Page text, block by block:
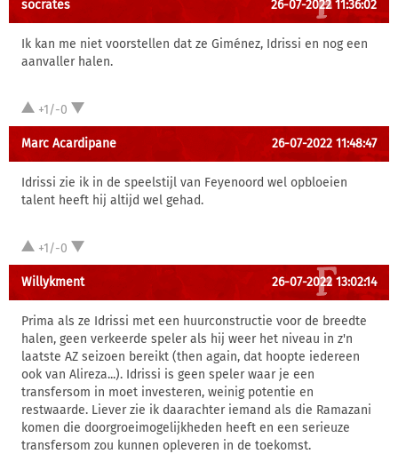
socrates 26-07-2022 11:36:02
Ik kan me niet voorstellen dat ze Giménez, Idrissi en nog een
aanvaller halen.
+1/-0
Marc Acardipane 26-07-2022 11:48:47
Idrissi zie ik in de speelstijl van Feyenoord wel opbloeien
talent heeft hij altijd wel gehad.
+1/-0
Willykment 26-07-2022 13:02:14
Prima als ze Idrissi met een huurconstructie voor de breedte
halen, geen verkeerde speler als hij weer het niveau in z'n
laatste AZ seizoen bereikt (then again, dat hoopte iedereen
ook van Alireza...). Idrissi is geen speler waar je een
transfersom in moet investeren, weinig potentie en
restwaarde. Liever zie ik daarachter iemand als die Ramazani
komen die doorgroeimogelijkheden heeft en een serieuze
transfersom zou kunnen opleveren in de toekomst.